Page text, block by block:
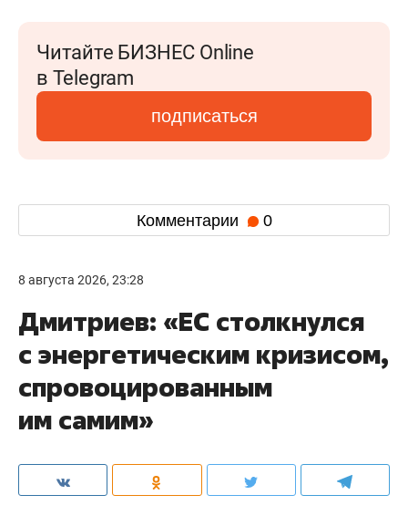
Читайте БИЗНЕС Online
в Telegram
подписаться
Комментарии 0
8 августа 2026, 23:28
Дмитриев: «ЕС столкнулся
с энергетическим кризисом,
спровоцированным
им самим»